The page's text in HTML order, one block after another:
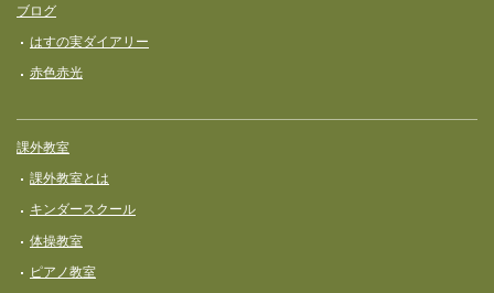
ブログ
はすの実ダイアリー
赤色赤光
課外教室
課外教室とは
キンダースクール
体操教室
ピアノ教室